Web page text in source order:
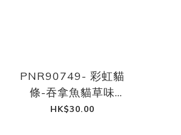
PNR90749- 彩虹貓
條-吞拿魚貓草味
(72g)
HK$30.00